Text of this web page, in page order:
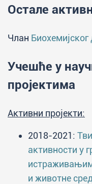
Остале
Члан
Учешће у
пројектима
Активни пројекти:
2018-2021:
активности у
и животне